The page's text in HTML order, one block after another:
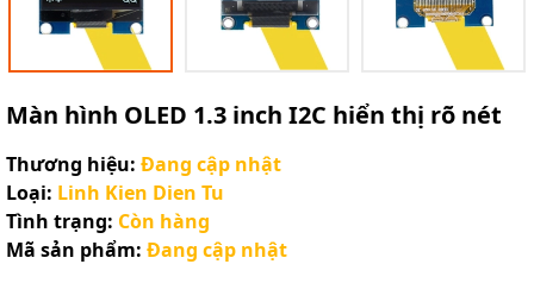
Màn hình OLED 1.3 inch I2C hiển thị rõ nét
Thương hiệu: Đang cập nhật
Loại: Linh Kien Dien Tu
Tình trạng: Còn hàng
Mã sản phẩm: Đang cập nhật